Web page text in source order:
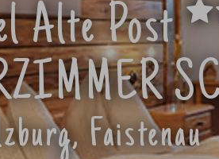
Alte Post
Faistenau